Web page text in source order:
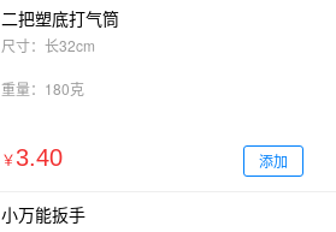
二把塑底打气筒
尺寸：长32cm
重量：180克
￥ 3.40 添加
小万能扳手